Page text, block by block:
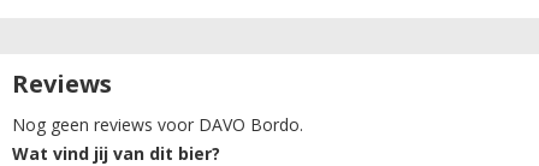
Reviews
Nog geen reviews voor DAVO Bordo.
Wat vind jij van dit bier?